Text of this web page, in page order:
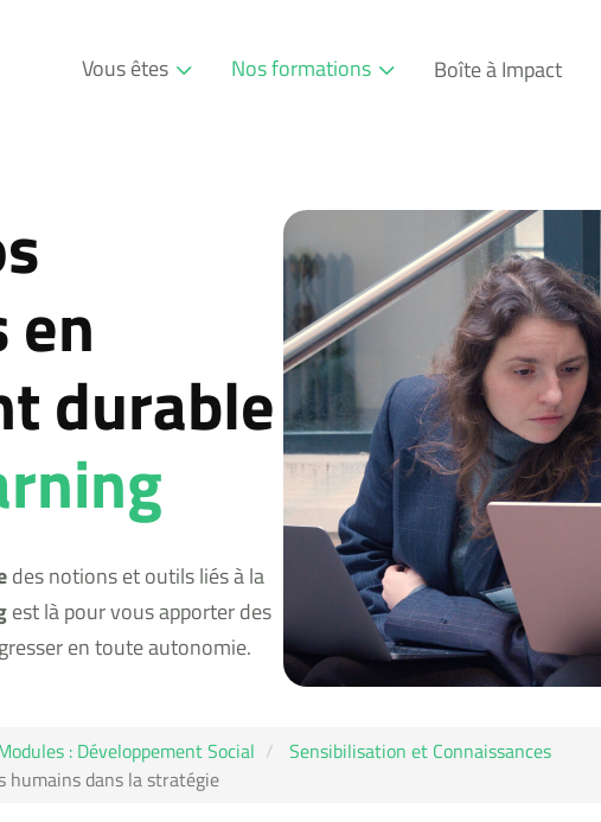
Vous êtes Nos formations Boîte à Impact
en
durable
des notions et outils liés à la
est là pour vous apporter des
en toute autonomie.
: Développement Social
Sensibilisation et Connaissances
humains dans la stratégie